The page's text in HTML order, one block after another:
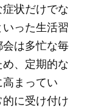
状だけでな
った生活習
は多忙な毎
、定期的な
まってい
に受け付け